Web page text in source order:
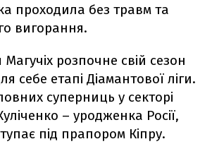
проходила без травм та
вигорання.
розпочне свій сезон
себе етапі Діамантової ліги.
суперниць у секторі
– уродженка Росії,
під прапором Кіпру.